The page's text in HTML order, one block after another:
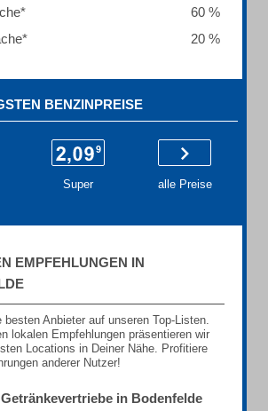
60 %
20 %
BENZINPREISE
Super alle Preise
EMPFEHLUNGEN IN
Anbieter auf unseren Top-Listen.
lokalen Empfehlungen präsentieren wir
Locations in Deiner Nähe. Profitiere
anderer Nutzer!
in Bodenfelde